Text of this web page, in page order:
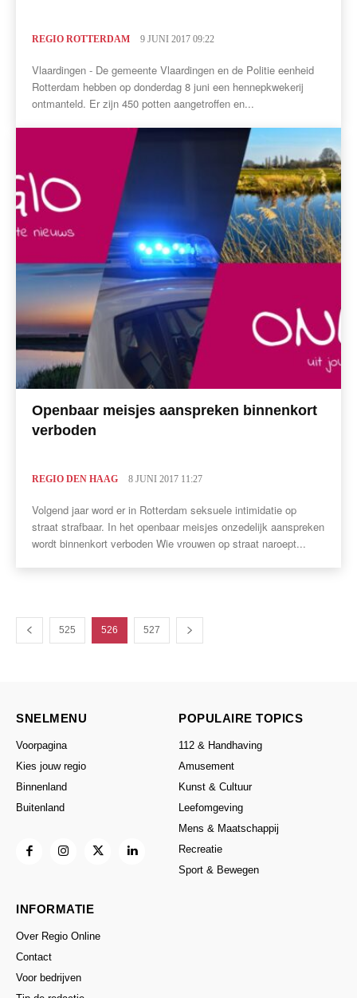
REGIO ROTTERDAM 9 JUNI 2017 09:22
Vlaardingen - De gemeente Vlaardingen en de Politie eenheid
Rotterdam hebben op donderdag 8 juni een hennepkwekerij
ontmanteld. Er zijn 450 potten aangetroffen en...
Openbaar meisjes aanspreken binnenkort
verboden
REGIO DEN HAAG 8 JUNI 2017 11:27
Volgend jaar word er in Rotterdam seksuele intimidatie op
straat strafbaar. In het openbaar meisjes onzedelijk aanspreken
wordt binnenkort verboden Wie vrouwen op straat naroept...
525 526 527
SNELMENU
Voorpagina
Kies jouw regio
Binnenland
Buitenland
POPULAIRE TOPICS
112 & Handhaving
Amusement
Kunst & Cultuur
Leefomgeving
Mens & Maatschappij
Recreatie
Sport & Bewegen
INFORMATIE
Over Regio Online
Contact
Voor bedrijven